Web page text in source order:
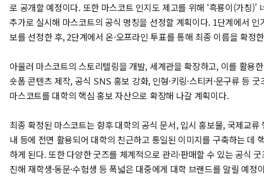
로 공개할 예정이다. 또한 마스코트 인지도 제고를 위해 ‘흑룡이(가칭)’
추가로 실시해 마스코트의 공식 명칭을 선정할 계획이다. 1단계에서 인
보를 선정한 후, 2단계에서 온·오프라인 투표를 통해 최종 이름을 확정
아울러 마스코트의 스토리텔링을 개발, 세계관을 확장하고, 이를 활용
숏폼 콘텐츠 제작, 공식 SNS 홍보 강화, 인형·키링·스티커·문구류 등
마스코트를 대학의 핵심 홍보 자산으로 확장해 나갈 계획이다.
최종 확정된 마스코트는 향후 대학의 공식 문서, 입시 홍보물, 국제교류
내 등에 전면 활용되어 대학의 친근하고 통일된 이미지를 구축하는 데
하게 된다. 또한 다양한 굿즈를 체계적으로 관리·판매할 수 있는 공식
진해 재학생·동문·수험생 등 폭넓은 대중에게 대학 브랜드를 알릴 예정